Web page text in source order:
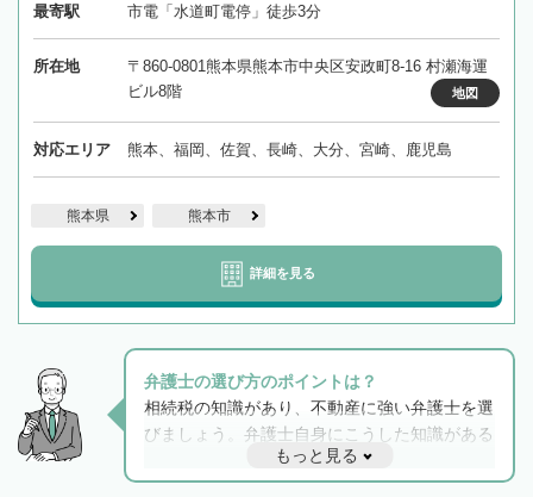
最寄駅 市電「水道町電停」徒歩3分
所在地
〒860-0801熊本県熊本市中央区安政町8-16 村瀬海運
ビル8階
地図
対応エリア 熊本、福岡、佐賀、長崎、大分、宮崎、鹿児島
熊本県 熊本市
詳細を見る
弁護士の選び方のポイントは？
相続税の知識があり、不動産に強い弁護士を選
びましょう。弁護士自身にこうした知識がある
と他士業との連携もスムーズに進み、トラブル
解決のみならず相続をトータルで任せることが
もっと見る